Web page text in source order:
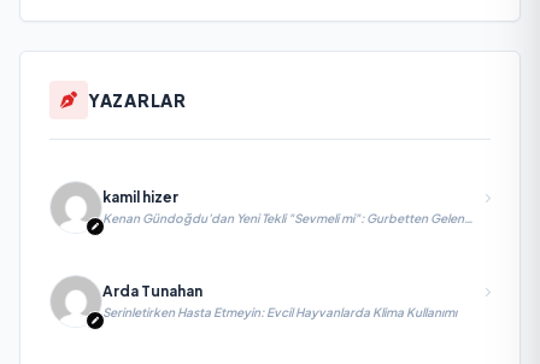
YAZARLAR
kamil hizer
Kenan Gündoğdu’dan Yeni Tekli "Sevmeli mi": Gurbetten Gelen
Arda Tunahan
Serinletirken Hasta Etmeyin: Evcil Hayvanlarda Klima Kullanımı